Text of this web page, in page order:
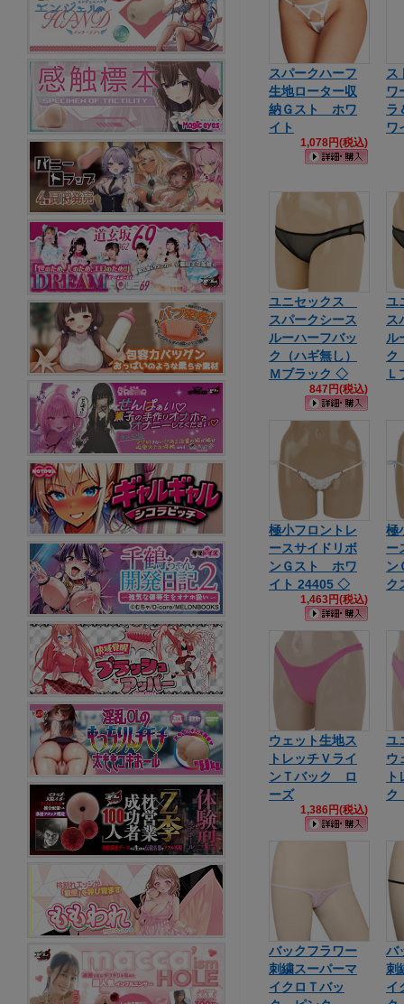
スパークハーフ
生地ローター収
納Ｇスト ホワ
イト
1,078円(税込)
ス
ワ
ラ
ワ
ユニセックス
スパークシース
ルーハーフバッ
ク（ハギ無し）
Ｍブラック ◇
847円(税込)
ユ
ス
ル
ク
Ｌ
極小フロントレ
ースサイドリボ
ンＧスト ホワ
イト 24405 ◇
1,463円(税込)
極
ー
ン
ク
ウェット生地ス
トレッチＶライ
ンＴバック ロ
ーズ
1,386円(税込)
ユ
ウ
ク
バックフラワー
刺繍スーパーマ
イクロＴバッ
バ
刺
イ